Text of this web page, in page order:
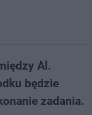
Al.
będzie
zadania.